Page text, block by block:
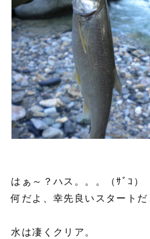
はぁ～？ハス。。。（ｻﾞｺ）
何だよ、幸先良いスタートだ
水は凄くクリア。